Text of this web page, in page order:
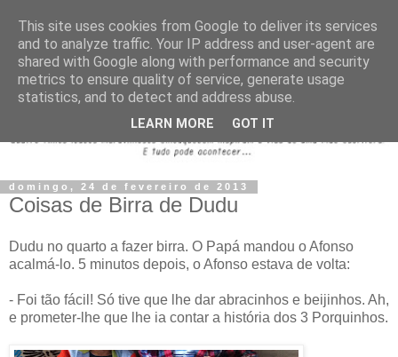
domingo, 24 de fevereiro de 2013
Coisas de Birra de Dudu
Dudu no quarto a fazer birra. O Papá mandou o Afonso
acalmá-lo. 5 minutos depois, o Afonso estava de volta:
- Foi tão fácil! Só tive que lhe dar abracinhos e beijinhos. Ah,
e prometer-lhe que lhe ia contar a história dos 3 Porquinhos.
This site uses cookies from Google to deliver its services
and to analyze traffic. Your IP address and user-agent are
shared with Google along with performance and security
metrics to ensure quality of service, generate usage
statistics, and to detect and address abuse.
LEARN MORE GOT IT